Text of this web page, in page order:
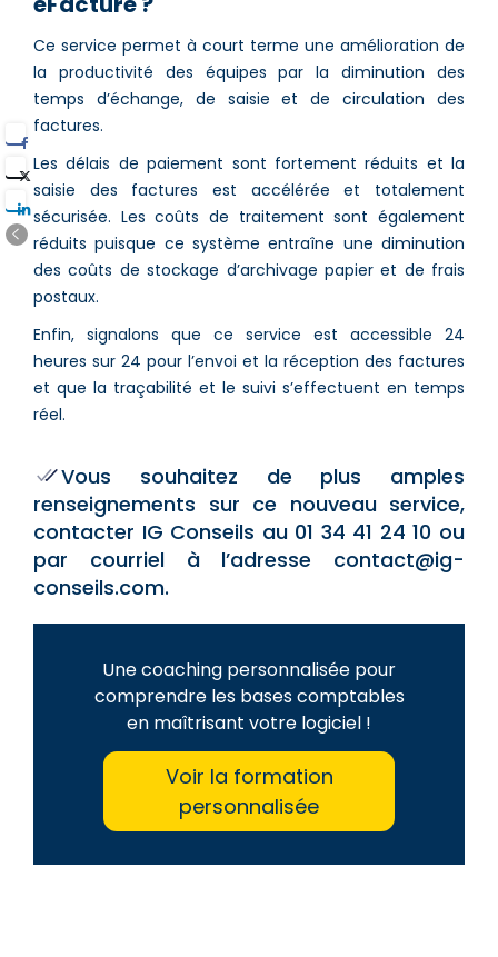
Ce service permet à court terme une amélioration de
la productivité des équipes par la diminution des
temps d’échange, de saisie et de circulation des
factures.
Les délais de paiement sont fortement réduits et la
saisie des factures est accélérée et totalement
sécurisée. Les coûts de traitement sont également
réduits puisque ce système entraîne une diminution
des coûts de stockage d’archivage papier et de frais
postaux.
Enfin, signalons que ce service est accessible 24
heures sur 24 pour l’envoi et la réception des factures
et que la traçabilité et le suivi s’effectuent en temps
réel.
Vous souhaitez de plus amples
renseignements sur ce nouveau service,
contacter IG Conseils au 01 34 41 24 10 ou
par courriel à l’adresse contact@ig-
conseils.com.
Une coaching personnalisée pour
comprendre les bases comptables
en maîtrisant votre logiciel !
Voir la formation
personnalisée